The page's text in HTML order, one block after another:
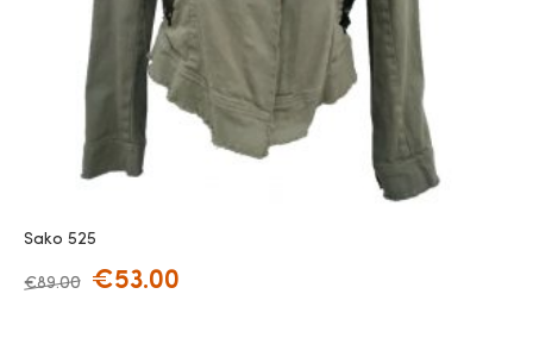
Sako 525
€89.00 €53.00